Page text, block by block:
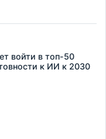
войти в топ-50
к ИИ к 2030